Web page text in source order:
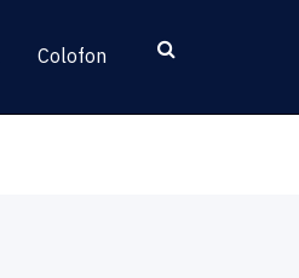
Colofon